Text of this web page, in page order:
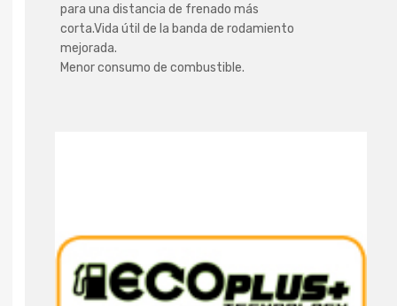
para una distancia de frenado más
corta.Vida útil de la banda de rodamiento
mejorada.
Menor consumo de combustible.